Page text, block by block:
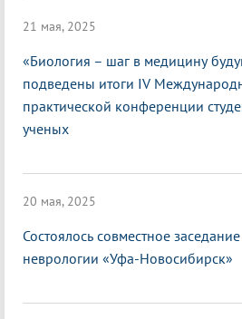
21 мая, 2025
«Биология – шаг в медицину
подведены итоги IV
практической конференции
ученых
20 мая, 2025
Состоялось совместное
неврологии «Уфа-Новосибирск»